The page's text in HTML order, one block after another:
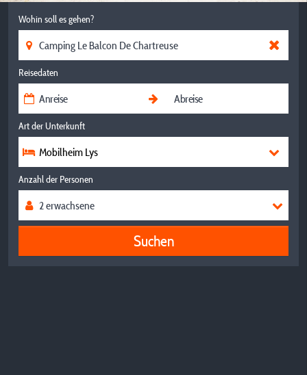
Wohin soll es gehen?
Reisedaten
Art der Unterkunft
Mobilheim Lys
Anzahl der Personen
Suchen